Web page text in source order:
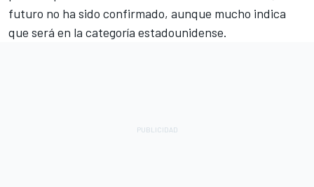
futuro no ha sido confirmado, aunque mucho indica
que será en la categoría estadounidense.